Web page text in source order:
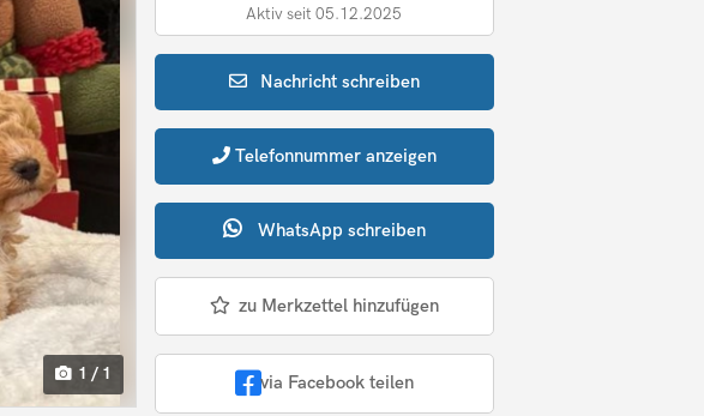
1 / 1
Aktiv seit 05.12.2025
Nachrichtschreiben
Telefonnummer anzeigen
WhatsApp schreiben
zu Merkzettel hinzufügen
via Facebook teilen